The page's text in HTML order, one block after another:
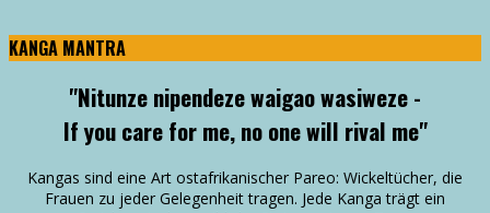
KANGA MANTRA
"Nitunze nipendeze waigao wasiweze -
If you care for me, no one will rival me"
Kangas sind eine Art ostafrikanischer Pareo: Wickeltücher, die
Frauen zu jeder Gelegenheit tragen. Jede Kanga trägt ein